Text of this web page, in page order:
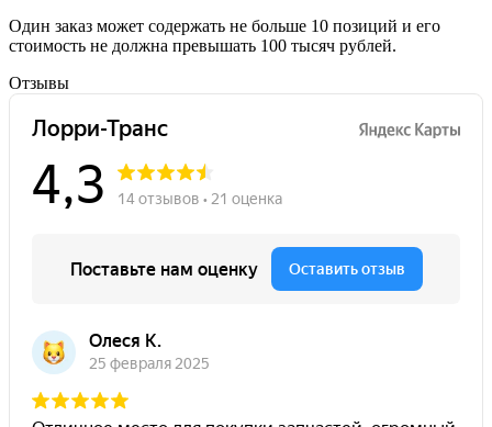
Один заказ может содержать не больше 10 позиций и его
стоимость не должна превышать 100 тысяч рублей.
Отзывы